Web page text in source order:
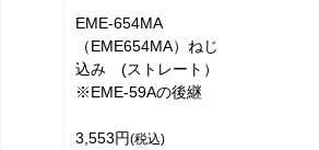
EME-654MA
（EME654MA）ねじ
込み (ストレート）
※EME-59Aの後継
3,553円(税込)